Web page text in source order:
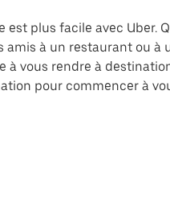
est plus facile avec Uber.
amis à un restaurant ou
à vous rendre à
pour commencer à